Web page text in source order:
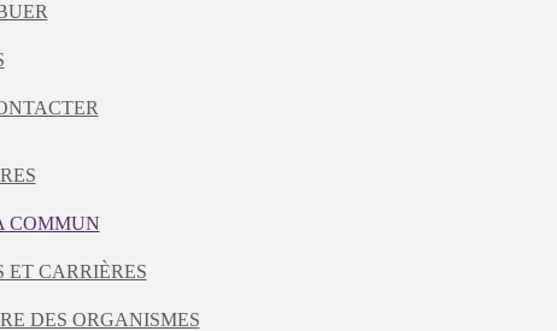
COMMUN
ET CARRIÈRES
DES ORGANISMES